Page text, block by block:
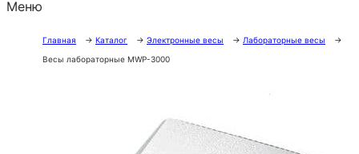
Меню
Главная → Каталог → Электронные весы → Лабораторные весы
→
Весы лабораторные MWP-3000